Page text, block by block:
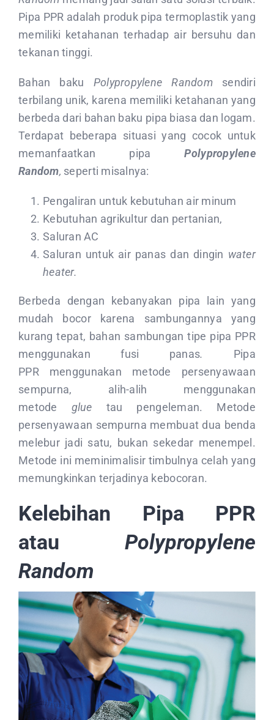
Pipa PPR adalah produk pipa termoplastik yang
memiliki ketahanan terhadap air bersuhu dan
tekanan tinggi.
Bahan baku Polypropylene Random sendiri
terbilang unik, karena memiliki ketahanan yang
berbeda dari bahan baku pipa biasa dan logam.
Terdapat beberapa situasi yang cocok untuk
memanfaatkan pipaPolypropylene
Random, seperti misalnya:
Pengaliran untuk kebutuhan air minum
Kebutuhan agrikultur dan pertanian,
Saluran AC
Saluran untuk air panas dan dingin water
heater.
Berbeda dengan kebanyakan pipa lain yang
mudah bocor karena sambungannya yang
kurang tepat, bahan sambungan tipe pipa PPR
menggunakan fusi panas.
Pipa
PPR menggunakan metode persenyawaan
sempurna, alih-alih menggunakan
metode glue tau pengeleman. Metode
persenyawaan sempurna membuat dua benda
melebur jadi satu, bukan sekedar menempel.
Metode ini meminimalisir timbulnya celah yang
memungkinkan terjadinya kebocoran.
Kelebihan Pipa PPR
atau Polypropylene
Random